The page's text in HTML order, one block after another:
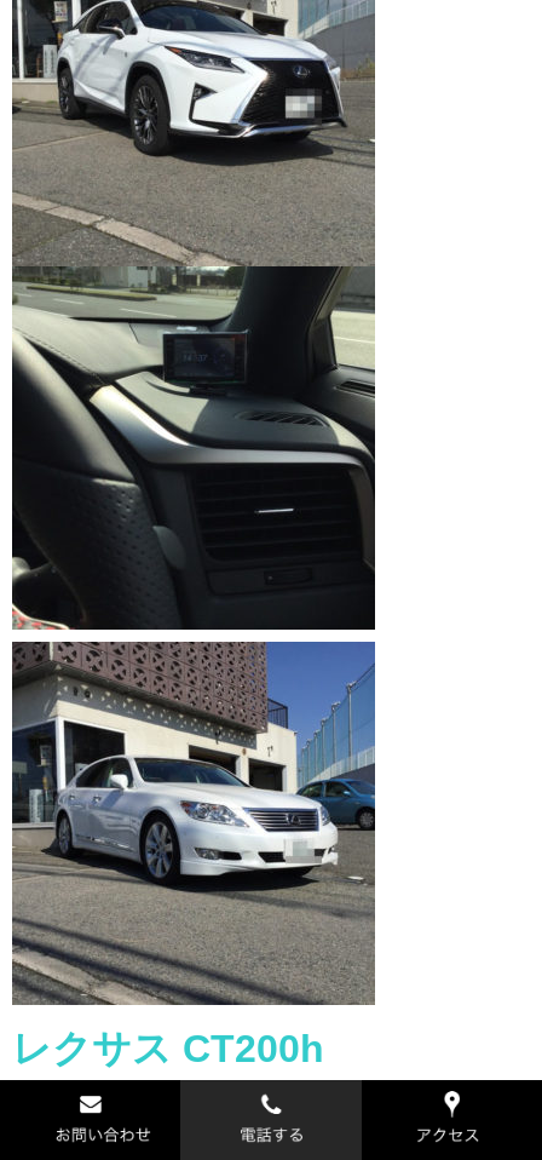
レクサス CT200h
ゴールデンウィークや、これからはお盆休みと連休が続くと
どうしても事故が増えますのでご注意ください。